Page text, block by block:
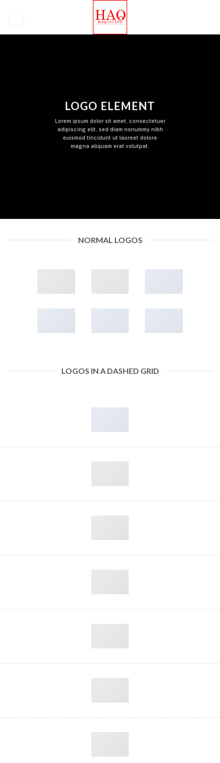
LOGO ELEMENT
Lorem ipsum dolor sit amet, consectetuer
adipiscing elit, sed diam nonummy nibh
euismod tincidunt ut laoreet dolore
magna aliquam erat volutpat.
NORMAL LOGOS
LOGOS IN A DASHED GRID